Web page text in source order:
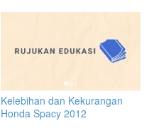
Kelebihan dan Kekurangan
Honda Spacy 2012